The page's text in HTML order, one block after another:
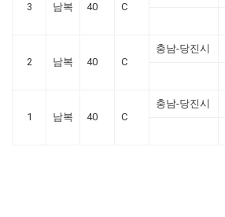
3 남복 40 C
2 남복 40 C
충남-당진시
1 남복 40 C
충남-당진시